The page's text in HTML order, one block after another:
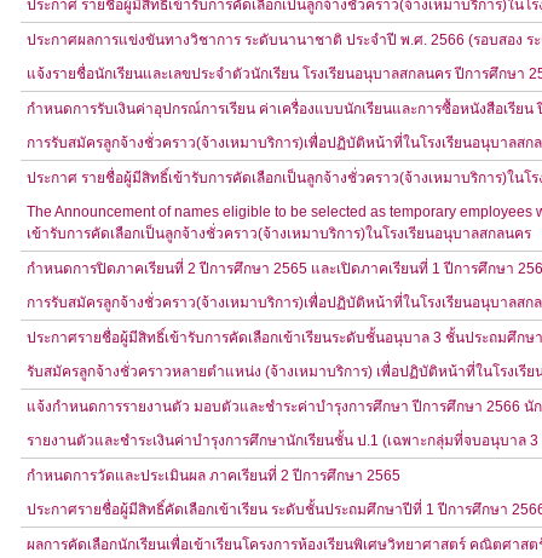
ประกาศ รายชื่อผู้มีสิทธิ์เข้ารับการคัดเลือกเป็นลูกจ้างชั่วคราว(จ้างเหมาบริการ)ในโ
ประกาศผลการแข่งขันทางวิชาการ ระดับนานาชาติ ประจำปี พ.ศ. 2566 (รอบสอง ร
แจ้งรายชื่อนักเรียนและเลขประจำตัวนักเรียน โรงเรียนอนุบาลสกลนคร ปีการศึกษา
กำหนดการรับเงินค่าอุปกรณ์การเรียน ค่าเครื่องแบบนักเรียนและการซื้อหนังสือเรียน
การรับสมัครลูกจ้างชั่วคราว(จ้างเหมาบริการ)เพื่อปฏิบัติหน้าที่ในโรงเรียนอนุบาลสก
ประกาศ รายชื่อผู้มีสิทธิ์เข้ารับการคัดเลือกเป็นลูกจ้างชั่วคราว(จ้างเหมาบริการ)ในโ
The Announcement of names eligible to be selected as temporary
เข้ารับการคัดเลือกเป็นลูกจ้างชั่วคราว(จ้างเหมาบริการ)ในโรงเรียนอนุบาลสกลนคร
กำหนดการปิดภาคเรียนที่ 2 ปีการศึกษา 2565 และเปิดภาคเรียนที่ 1 ปีการศึกษา
การรับสมัครลูกจ้างชั่วคราว(จ้างเหมาบริการ)เพื่อปฏิบัติหน้าที่ในโรงเรียนอนุบาลสก
ประกาศรายชื่อผู้มีสิทธิ์เข้ารับการคัดเลือกเข้าเรียนระดับชั้นอนุบาล 3 ชั้นประถมศึก
รับสมัครลูกจ้างชั่วคราวหลายตำแหน่ง (จ้างเหมาบริการ) เพื่อปฏิบัติหน้าที่ในโรงเรี
แจ้งกำหนดการรายงานตัว มอบตัวและชำระค่าบำรุงการศึกษา ปีการศึกษา 2566
รายงานตัวและชำระเงินค่าบำรุงการศึกษานักเรียนชั้น ป.1 (เฉพาะกลุ่มที่จบอนุบาล
กำหนดการวัดและประเมินผล ภาคเรียนที่ 2 ปีการศึกษา 2565
ประกาศรายชื่อผู้มีสิทธิ์คัดเลือกเข้าเรียน ระดับชั้นประถมศึกษาปีที่ 1 ปีการศึกษา
ผลการคัดเลือกนักเรียนเพื่อเข้าเรียนโครงการห้องเรียนพิเศษวิทยาศาสตร์ คณิตศา